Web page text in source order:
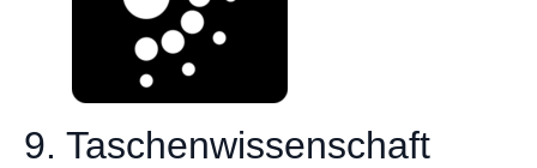
9. Taschenwissenschaft